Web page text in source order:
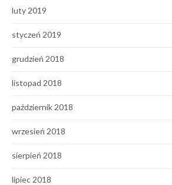
luty 2019
styczeń 2019
grudzień 2018
listopad 2018
październik 2018
wrzesień 2018
sierpień 2018
lipiec 2018